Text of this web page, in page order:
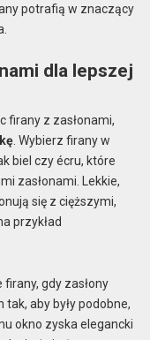
potrafią w znaczący
dla lepszej
firany z zasłonami,
. Wybierz firany w
biel czy écru, które
zasłonami. Lekkie,
się z cięższymi,
przykład
gdy zasłony
tak, aby były podobne,
okno zyska elegancki